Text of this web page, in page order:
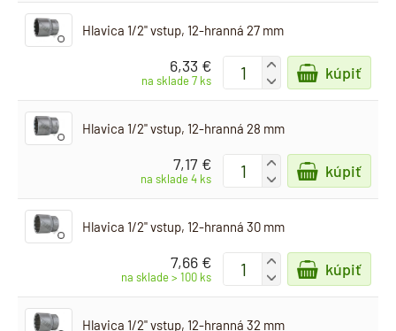
Hlavica 1/2" vstup, 12-hranná 27 mm
6,33 €
na sklade 7 ks
+
-
kúpiť
Hlavica 1/2" vstup, 12-hranná 28 mm
7,17 €
na sklade 4 ks
+
-
kúpiť
Hlavica 1/2" vstup, 12-hranná 30 mm
7,66 €
na sklade > 100 ks
+
-
kúpiť
Hlavica 1/2" vstup, 12-hranná 32 mm